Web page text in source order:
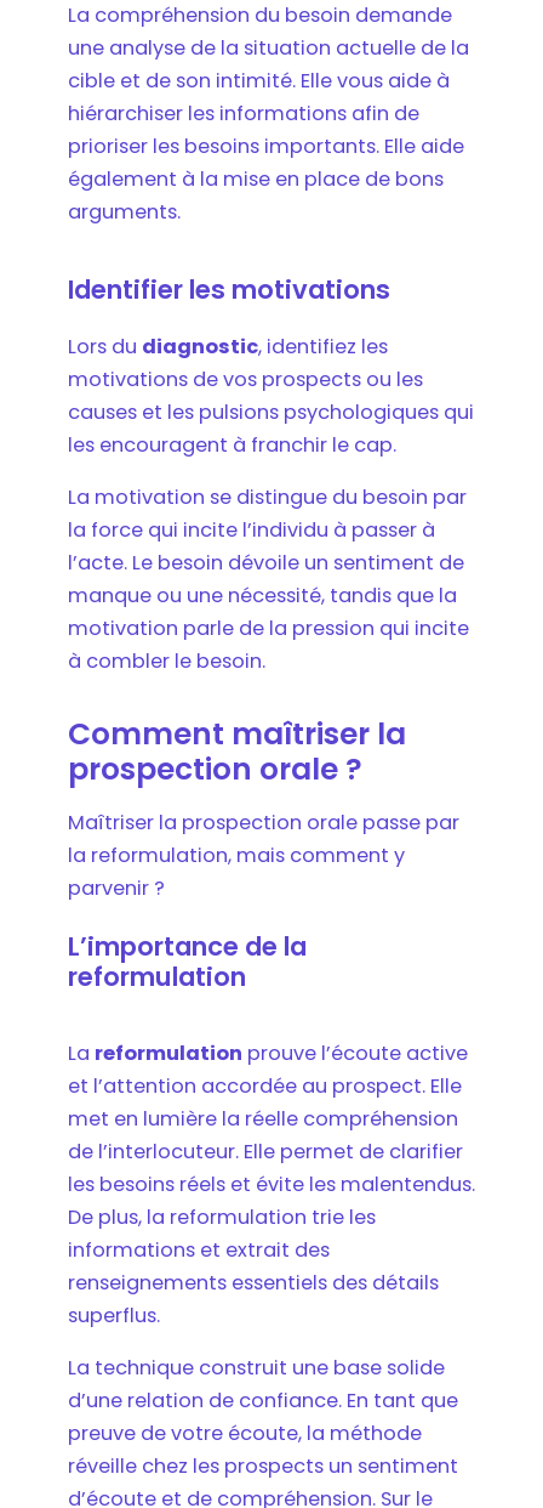
La compréhension du besoin demande
une analyse de la situation actuelle de la
cible et de son intimité. Elle vous aide à
hiérarchiser les informations afin de
prioriser les besoins importants. Elle aide
également à la mise en place de bons
arguments.
Identifier les motivations
Lors du diagnostic, identifiez les
motivations de vos prospects ou les
causes et les pulsions psychologiques qui
les encouragent à franchir le cap.
La motivation se distingue du besoin par
la force qui incite l’individu à passer à
l’acte. Le besoin dévoile un sentiment de
manque ou une nécessité, tandis que la
motivation parle de la pression qui incite
à combler le besoin.
Comment maîtriser la
prospection orale ?
Maîtriser la prospection orale passe par
la reformulation, mais comment y
parvenir ?
L’importance de la
reformulation
La reformulation prouve l’écoute active
et l’attention accordée au prospect. Elle
met en lumière la réelle compréhension
de l’interlocuteur. Elle permet de clarifier
les besoins réels et évite les malentendus.
De plus, la reformulation trie les
informations et extrait des
renseignements essentiels des détails
superflus.
La technique construit une base solide
d’une relation de confiance. En tant que
preuve de votre écoute, la méthode
réveille chez les prospects un sentiment
d’écoute et de compréhension. Sur le